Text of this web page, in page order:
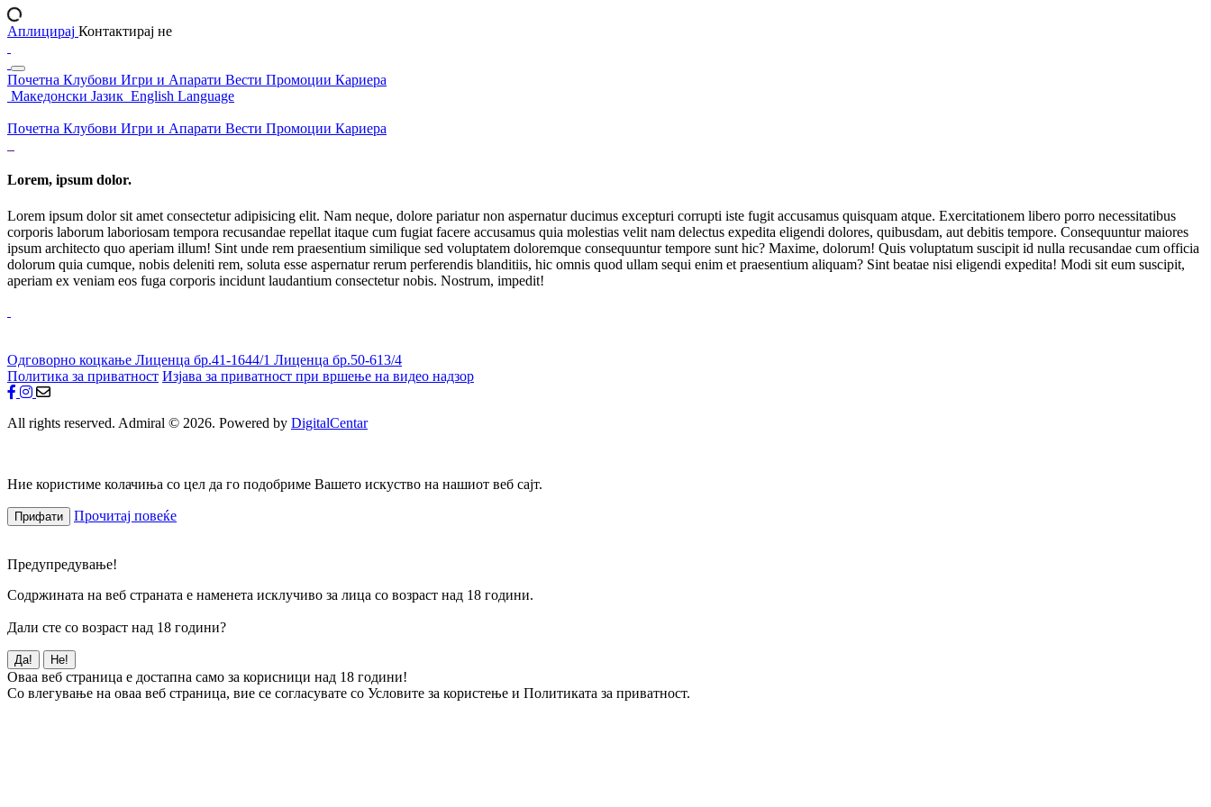
Аплицирај Контактирај не
Почетна Клубови Игри и Апарати Вести Промоции Кариера
Македонски Јазик English Language
Почетна Клубови Игри и Апарати Вести Промоции Кариера
Lorem, ipsum dolor.
Lorem ipsum dolor sit amet consectetur adipisicing elit. Nam neque, dolore pariatur non aspernatur ducimus excepturi corrupti iste fugit accusamus quisquam atque. Exercitationem libero porro necessitatibus
corporis laborum laboriosam tempora recusandae repellat itaque cum fugiat facere accusamus quia molestias velit nam delectus expedita eligendi dolores, quibusdam, aut debitis tempore. Consequuntur maiores
ipsum architecto quo aperiam illum! Sint unde rem praesentium similique sed voluptatem doloremque consequuntur tempore sunt hic? Maxime, dolorum! Quis voluptatum suscipit id nulla recusandae cum officia
dolorum quia cumque, nobis deleniti rem, soluta esse aspernatur rerum perferendis blanditiis, hic omnis quod ullam sequi enim et praesentium aliquam? Sint beatae nisi eligendi expedita! Modi sit eum suscipit,
aperiam ex veniam eos fuga corporis incidunt laudantium consectetur nobis. Nostrum, impedit!
Одговорно коцкање Лиценца бр.41-1644/1 Лиценца бр.50-613/4
Политика за приватност Изјава за приватност при вршење на видео надзор
All rights reserved. Admiral © 2026. Powered by DigitalCentar
Ние користиме колачиња со цел да го подобриме Вашето искуство на нашиот веб сајт.
Прифати Прочитај повеќе
Предупредување!
Содржината на веб страната е наменета исклучиво за лица со возраст над 18 години.
Дали сте со возраст над 18 години?
Да! Не!
Оваа веб страница е достапна само за корисници над 18 години!
Со влегување на оваа веб страница, вие се согласувате со Условите за користење и Политиката за приватност.